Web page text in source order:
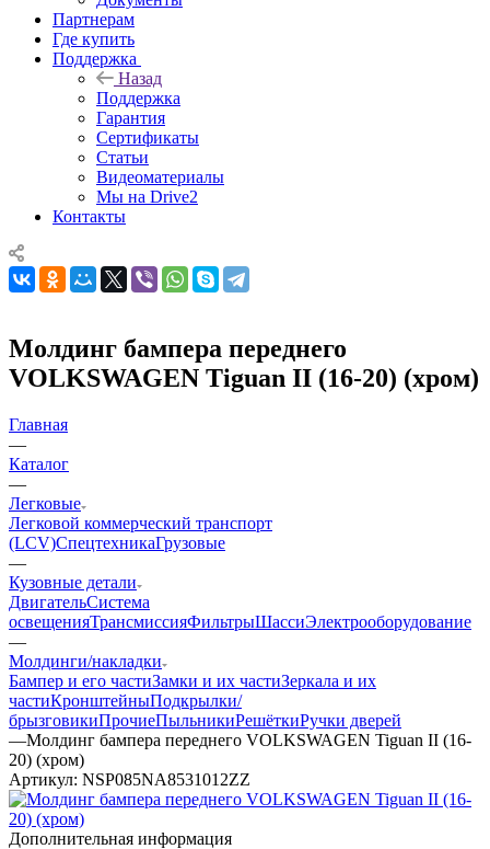
Партнерам
Где купить
Поддержка
Назад
Поддержка
Гарантия
Сертификаты
Статьи
Видеоматериалы
Мы на Drive2
Контакты
Молдинг бампера переднего
VOLKSWAGEN Tiguan II (16-20) (хром)
Главная
—
Каталог
—
Легковые
Легковой коммерческий транспорт
(LCV)СпецтехникаГрузовые
—
Кузовные детали
ДвигательСистема
освещенияТрансмиссияФильтрыШассиЭлектрооборудование
—
Молдинги/накладки
Бампер и его частиЗамки и их частиЗеркала и их
частиКронштейныПодкрылки/
брызговикиПрочиеПыльникиРешёткиРучки дверей
—Молдинг бампера переднего VOLKSWAGEN Tiguan II (16-
20) (хром)
Артикул: NSP085NA8531012ZZ
Дополнительная информация